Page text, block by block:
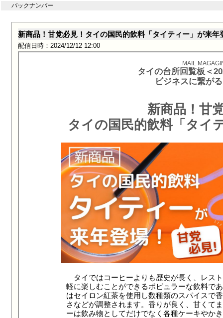
バックナンバー
新商品！甘党必見！タイの国民的飲料「タイティー」が来年
配信日時：2024/12/12 12:00